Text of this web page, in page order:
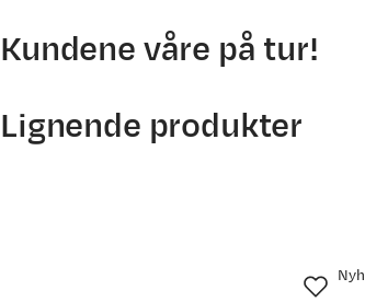
produksjonskjeden.
energiforbruk knyttet til
Kundene våre på tur!
Lignende produkter